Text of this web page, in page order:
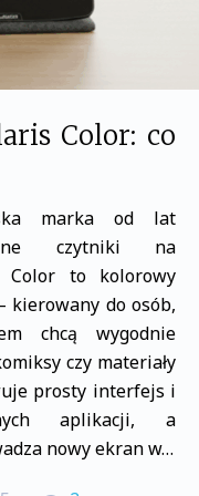
Color: co
marka od lat
czytniki na
Color to kolorowy
kierowany do osób,
chcą wygodnie
czy materiały
prosty interfejs i
aplikacji, a
nowy ekran w…